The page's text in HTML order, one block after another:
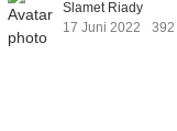
Slamet Riady
17 Juni 2022